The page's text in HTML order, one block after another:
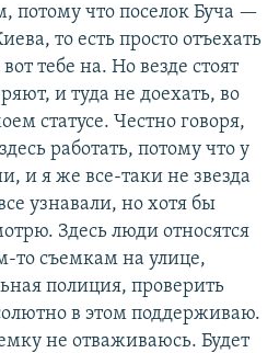
потому что поселок Буча —
то есть просто отъехать
тебе на. Но везде стоят
и туда не доехать, во
статусе. Честно говоря,
работать, потому что у
и я же все-таки не звезда
узнавали, но хотя бы
Здесь люди относятся
то съемкам на улице,
полиция, проверить
в этом поддерживаю.
не отваживаюсь. Будет